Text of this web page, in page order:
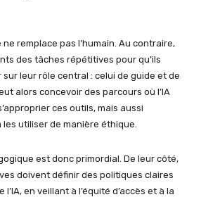
remplace pas l’humain. Au contraire,
des tâches répétitives pour qu’ils
leur rôle central : celui de guide et de
alors concevoir des parcours où l’IA
ces outils, mais aussi
utiliser de manière éthique.
est donc primordial. De leur côté,
doivent définir des politiques claires
en veillant à l’équité d’accès et à la